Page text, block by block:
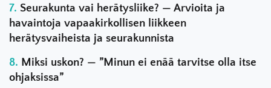
Seurakunta vai herätysliike? — Arvioita ja
havaintoja vapaakirkollisen liikkeen
herätysvaiheista ja seurakunnista
Miksi uskon? — ”Minun ei enää tarvitse olla itse
ohjaksissa”